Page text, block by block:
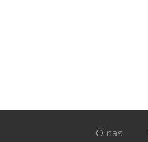
O nas